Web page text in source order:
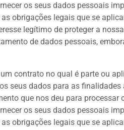
os seus dados pessoais
obrigações legais que se
legítimo de proteger a
de dados pessoais,
contrato no qual é parte ou
seus dados para as
que nos deu para
os seus dados pessoais
obrigações legais que se